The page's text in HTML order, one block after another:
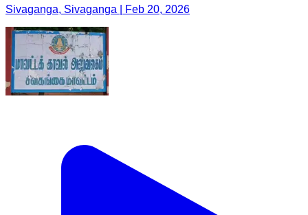
Sivaganga, Sivaganga | Feb 20, 2026